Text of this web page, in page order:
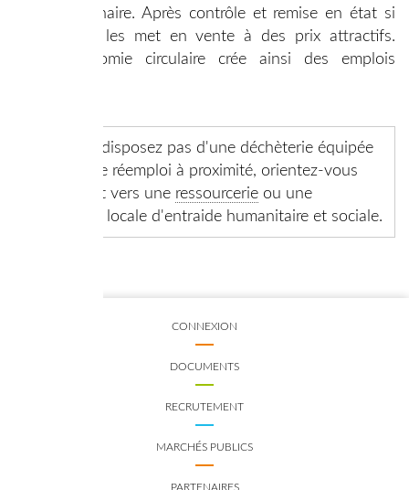
locale partenaire. Après contrôle et remise en état si
besoin, elle les met en vente à des prix attractifs.
Cette économie circulaire crée ainsi des emplois
Si vous ne disposez pas d'une déchèterie équipée
d'un espace réemploi à proximité, orientez-vous
directement vers une ressourcerie ou une
association locale d'entraide humanitaire et sociale.
CONNEXION
DOCUMENTS
RECRUTEMENT
MARCHÉS PUBLICS
PARTENAIRES